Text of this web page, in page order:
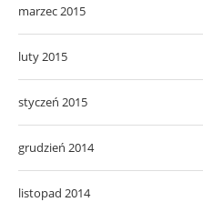
marzec 2015
luty 2015
styczeń 2015
grudzień 2014
listopad 2014